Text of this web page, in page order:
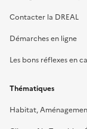
Contacter la DREAL
Démarches en ligne
Les bons réflexes en
Thématiques
Habitat,